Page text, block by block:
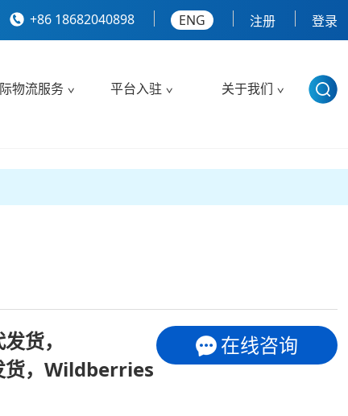
+86 18682040898 ENG 注册 登录
物流服务 平台入驻 关于我们
在线咨询
货，
，Wildberries